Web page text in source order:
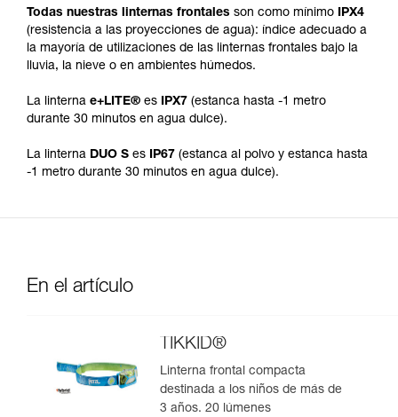
Todas nuestras linternas frontales son como mínimo IPX4
(resistencia a las proyecciones de agua): índice adecuado a
la mayoría de utilizaciones de las linternas frontales bajo la
lluvia, la nieve o en ambientes húmedos.
La linterna e+LITE® es IPX7 (estanca hasta -1 metro
durante 30 minutos en agua dulce).
La linterna DUO S es IP67 (estanca al polvo y estanca hasta
-1 metro durante 30 minutos en agua dulce).
En el artículo
TIKKID®
Linterna frontal compacta
destinada a los niños de más de
3 años. 20 lúmenes